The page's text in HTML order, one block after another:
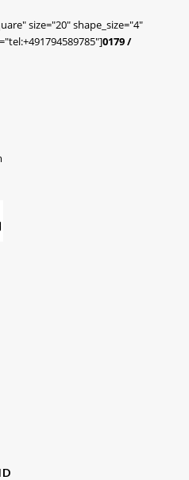
size="20" shape_size="4"
0179 /